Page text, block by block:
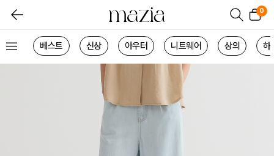
0
베스트 신상 아우터 니트웨어 상의 하